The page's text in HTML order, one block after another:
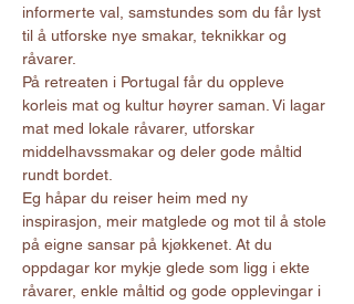
informerte val, samstundes som du får lyst
til å utforske nye smakar, teknikkar og
råvarer.
På retreaten i Portugal får du oppleve
korleis mat og kultur høyrer saman. Vi lagar
mat med lokale råvarer, utforskar
middelhavssmakar og deler gode måltid
rundt bordet.
Eg håpar du reiser heim med ny
inspirasjon, meir matglede og mot til å stole
på eigne sansar på kjøkkenet. At du
oppdagar kor mykje glede som ligg i ekte
råvarer, enkle måltid og gode opplevingar i